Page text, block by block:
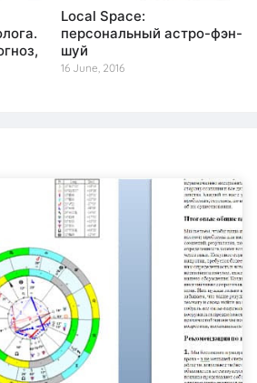
Local Space:
персональный астро-фэн-
шуй
16 June, 2016